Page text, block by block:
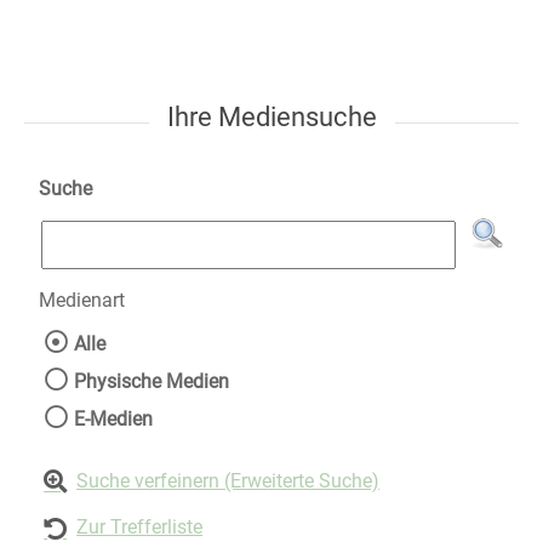
Ihre Mediensuche
Suche
Medienart
Wählen Sie die Medienart nach der Sie
Alle
Physische Medien
E-Medien
Suche verfeinern (Erweiterte Suche)
Zur Trefferliste